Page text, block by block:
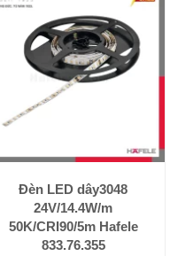
Đèn LED dây3048
24V/14.4W/m
50K/CRI90/5m Hafele
833.76.355